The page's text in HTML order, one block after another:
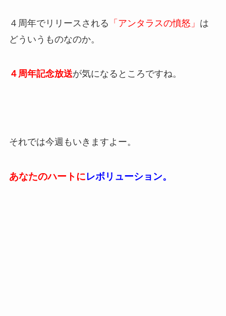
４周年でリリースされる 「アンタラスの憤怒」 は
どういうものなのか。
４周年記念放送が気になるところですね。
それでは今週もいきますよー。
あなたのハートにレボリューション。